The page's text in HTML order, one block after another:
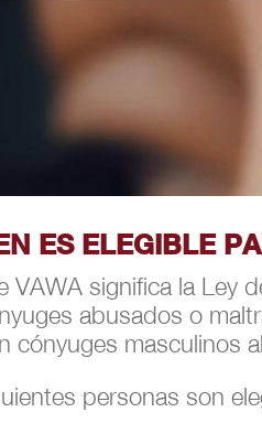
ES ELEGIBLE
VAWA significa la Ley
abusados o
cónyuges masculinos
personas son